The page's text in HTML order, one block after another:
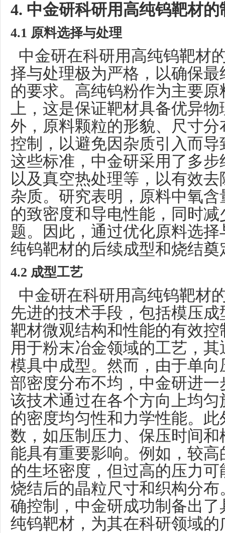
4. 中金研科研用高纯钨靶材的
4.1 原料选择与处理
中金研在科研用高纯钨靶材
择与处理极为严格，以确保
的要求。高纯钨粉作为主要
上，这是保证靶材具备优异
外，原料颗粒的形貌、尺寸
控制，以避免因杂质引入而
这些标准，中金研采用了多
以及真空热处理等，以有效
杂质。研究表明，原料中氧
的致密度和导电性能，同时
题。因此，通过优化原料选
纯钨靶材的后续成型和烧结
4.2 成型工艺
中金研在科研用高纯钨靶材
先进的技术手段，包括模压
靶材微观结构和性能的有效
用于粉末冶金领域的工艺，
模具中成型。然而，由于单
部密度分布不均，中金研进
该技术通过在各个方向上均
的密度均匀性和力学性能。
数，如压制压力、保压时间
能具有重要影响。例如，较
的生坯密度，但过高的压力
烧结后的晶粒尺寸和织构分
确控制，中金研成功制备出
纯钨靶材，为其在科研领域